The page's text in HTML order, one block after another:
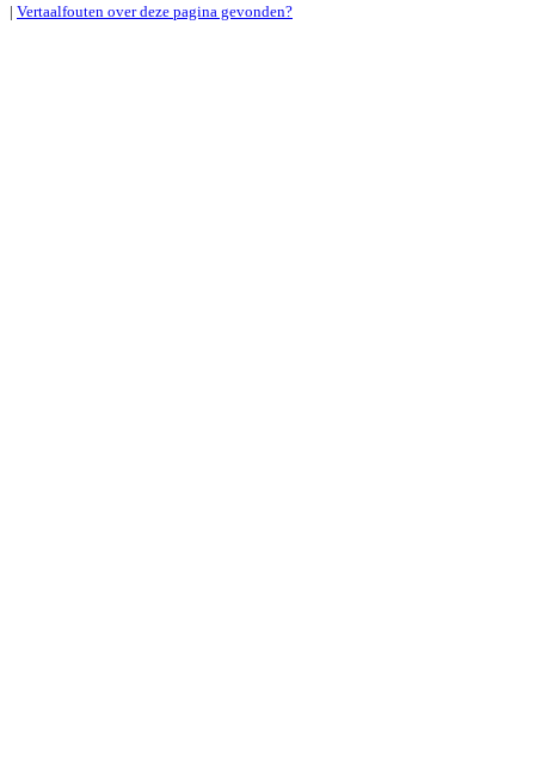
| Vertaalfouten over deze pagina gevonden?